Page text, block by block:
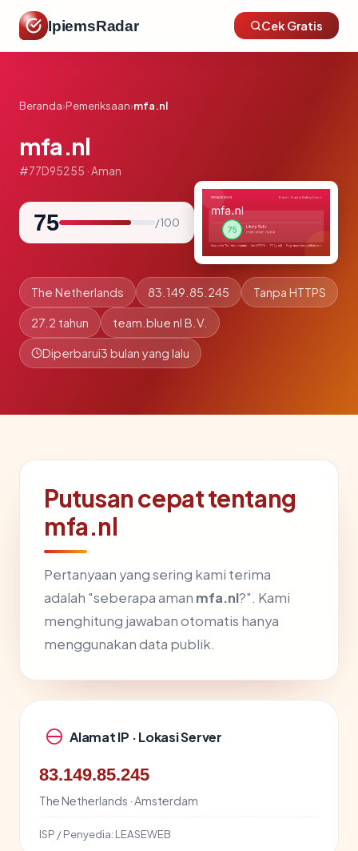
IpiemsRadar Cek Gratis
Beranda›Pemeriksaan›mfa.nl
mfa.nl
#77D95255 · Aman
75 / 100
The Netherlands 83.149.85.245 Tanpa HTTPS
27.2 tahun team.blue nl B.V.
Diperbarui3 bulan yang lalu
Putusan cepat tentang
mfa.nl
Pertanyaan yang sering kami terima
adalah "seberapa aman mfa.nl?". Kami
menghitung jawaban otomatis hanya
menggunakan data publik.
Alamat IP · Lokasi Server
83.149.85.245
The Netherlands · Amsterdam
ISP / Penyedia: LEASEWEB